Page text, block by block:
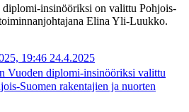
diplomi-insinööriksi on valittu Pohjois-
Elina Yli-Luukko.
19:46 24.4.2025
Vuoden diplomi-insinööriksi valittu
Suomen rakentajien ja nuorten